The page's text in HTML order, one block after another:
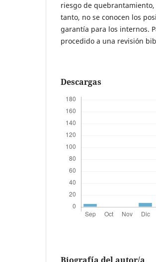
riesgo de
tanto, no se conocen los
garantía para los internos.
procedido a una revisión
Descargas